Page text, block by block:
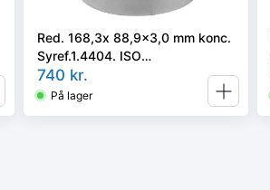
Red. 168,3x 88,9x3,0 mm konc.
Syref.1.4404. ISO
5251/EN10253-3 el. 4 i vort valg
740 kr.
På lager